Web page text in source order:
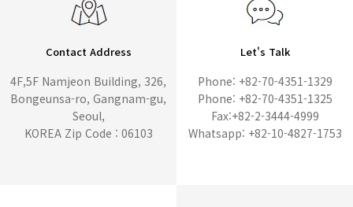
Contact Address
4F,5F Namjeon Building, 326,
Bongeunsa-ro, Gangnam-gu,
Seoul,
KOREA Zip Code : 06103
Let's Talk
Phone: +82-70-4351-1329
Phone: +82-70-4351-1325
Fax:+82-2-3444-4999
Whatsapp: +82-10-4827-1753